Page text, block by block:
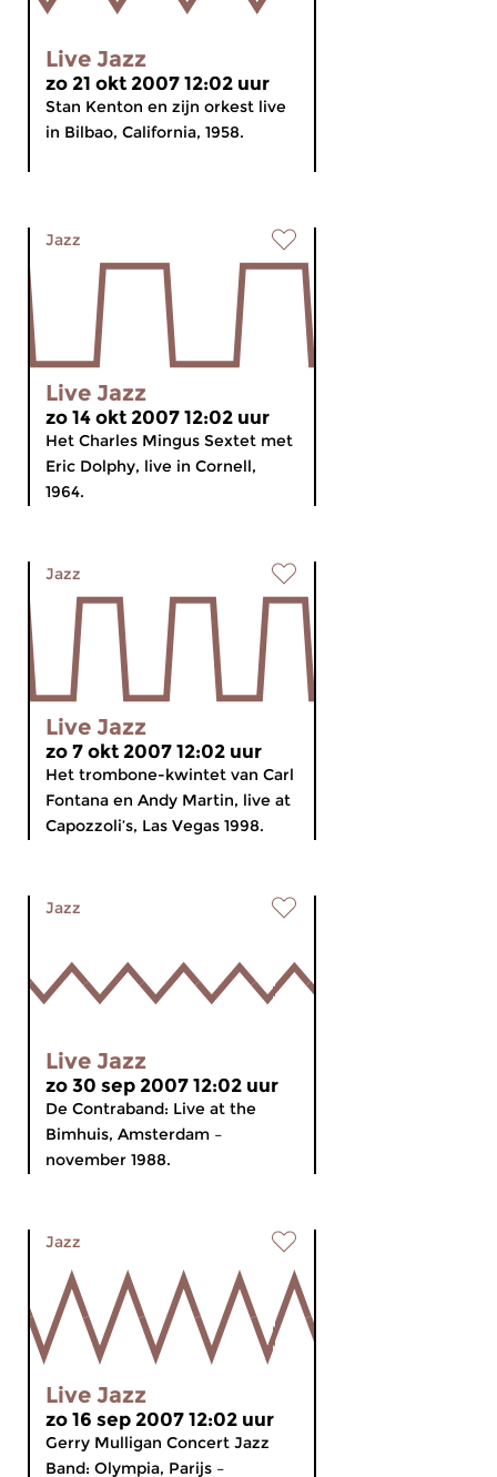
Live Jazz
zo 21 okt 2007 12:02 uur
Stan Kenton en zijn orkest live
in Bilbao, California, 1958.
Jazz
Live Jazz
zo 14 okt 2007 12:02 uur
Het Charles Mingus Sextet met
Eric Dolphy, live in Cornell,
1964.
Jazz
Live Jazz
zo 7 okt 2007 12:02 uur
Het trombone-kwintet van Carl
Fontana en Andy Martin, live at
Capozzoli’s, Las Vegas 1998.
Jazz
Live Jazz
zo 30 sep 2007 12:02 uur
De Contraband: Live at the
Bimhuis, Amsterdam –
november 1988.
Jazz
Live Jazz
zo 16 sep 2007 12:02 uur
Gerry Mulligan Concert Jazz
Band: Olympia, Parijs –